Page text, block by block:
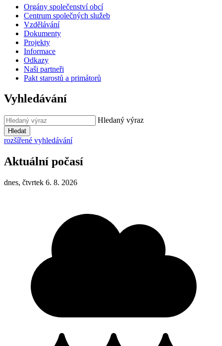
Orgány společenství obcí
Centrum společných služeb
Vzdělávání
Dokumenty
Projekty
Informace
Odkazy
Naši partneři
Pakt starostů a primátorů
Vyhledávání
Hledaný výraz
Hledat
rozšířené vyhledávání
Aktuální počasí
dnes, čtvrtek 6. 8. 2026